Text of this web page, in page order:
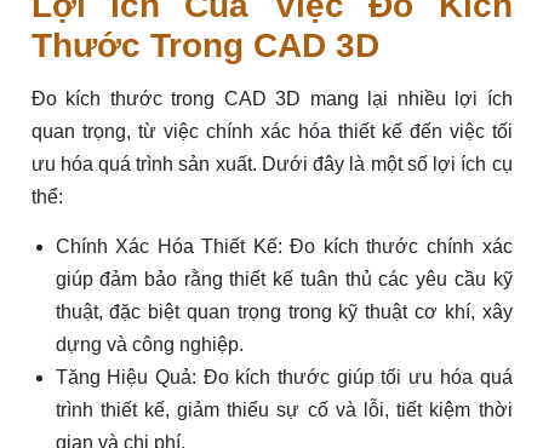
Thước Trong CAD 3D
Đo kích thước trong CAD 3D mang lại nhiều lợi ích
quan trọng, từ việc chính xác hóa thiết kế đến việc tối
ưu hóa quá trình sản xuất. Dưới đây là một số lợi ích cụ
thể:
Chính Xác Hóa Thiết Kế: Đo kích thước chính xác
giúp đảm bảo rằng thiết kế tuân thủ các yêu cầu kỹ
thuật, đặc biệt quan trọng trong kỹ thuật cơ khí, xây
dựng và công nghiệp.
Tăng Hiệu Quả: Đo kích thước giúp tối ưu hóa quá
trình thiết kế, giảm thiểu sự cố và lỗi, tiết kiệm thời
gian và chi phí.